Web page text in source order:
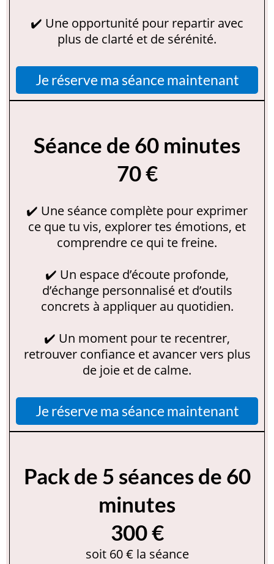
✔️ Une opportunité pour repartir avec
plus de clarté et de sérénité.
Je réserve ma séance maintenant
Séance de 60 minutes
70 €
✔️ Une séance complète pour exprimer
ce que tu vis, explorer tes émotions, et
comprendre ce qui te freine.
✔️ Un espace d’écoute profonde,
d’échange personnalisé et d’outils
concrets à appliquer au quotidien.
✔️ Un moment pour te recentrer,
retrouver confiance et avancer vers plus
de joie et de calme.
Je réserve ma séance maintenant
Pack de 5 séances de 60
minutes
300 €
soit 60 € la séance